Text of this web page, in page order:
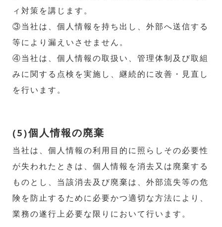
ィ対策を講じます。
③当社は、個人情報を持ち出し、外部へ送信する
等により漏えいさせません。
④当社は、個人情報の取扱い、管理体制及び取組
みに関する点検を実施し、継続的に改善・見直し
を行います。
(5)個人情報の廃棄
当社は、個人情報の利用目的に照らしその必要性
が失われたときは、個人情報を消去又は廃棄する
ものとし、当該消去及び廃棄は、外部流失等の危
険を防止するために必要かつ適切な方法により、
業務の遂行上必要な限りにおいて行います。